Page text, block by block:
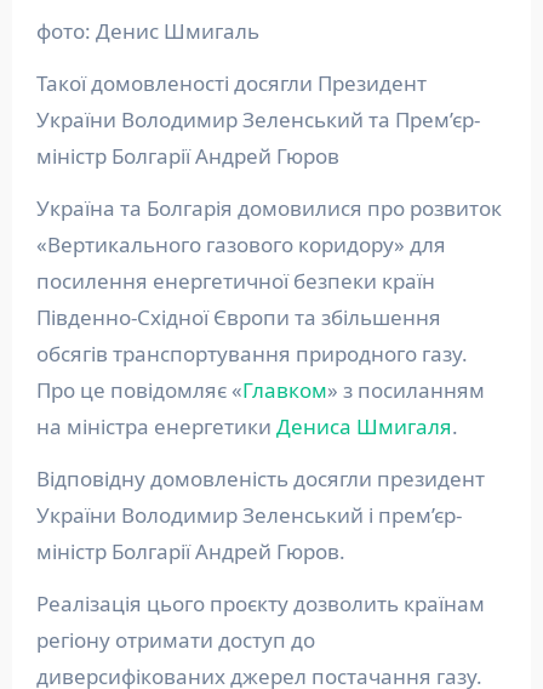
фото: Денис Шмигаль
Такої домовленості досягли Президент
України Володимир Зеленський та Прем’єр-
міністр Болгарії Андрей Гюров
Україна та Болгарія домовилися про розвиток
«Вертикального газового коридору» для
посилення енергетичної безпеки країн
Південно-Східної Європи та збільшення
обсягів транспортування природного газу.
Про це повідомляє «Главком» з посиланням
на міністра енергетики Дениса Шмигаля.
Відповідну домовленість досягли президент
України Володимир Зеленський і прем’єр-
міністр Болгарії Андрей Гюров.
Реалізація цього проєкту дозволить країнам
регіону отримати доступ до
диверсифікованих джерел постачання газу.